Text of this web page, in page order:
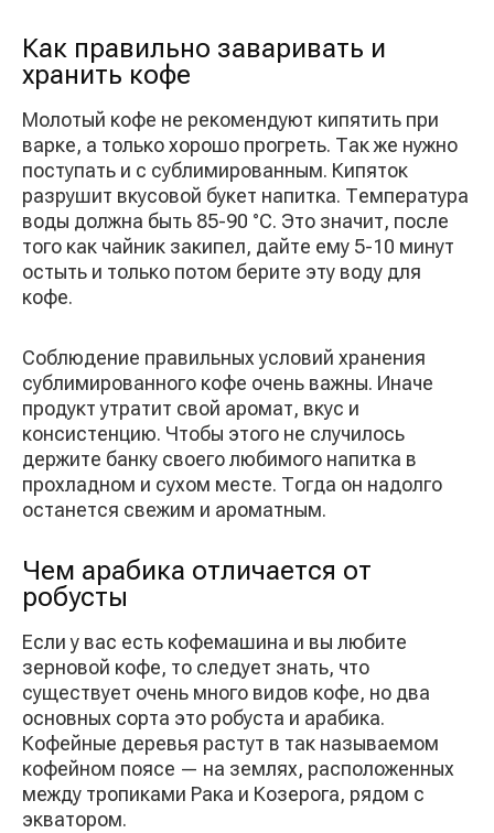
Как правильно заваривать и
хранить кофе
Молотый кофе не рекомендуют кипятить при
варке, а только хорошо прогреть. Так же нужно
поступать и с сублимированным. Кипяток
разрушит вкусовой букет напитка. Температура
воды должна быть 85-90 °С. Это значит, после
того как чайник закипел, дайте ему 5-10 минут
остыть и только потом берите эту воду для
кофе.
Соблюдение правильных условий хранения
сублимированного кофе очень важны. Иначе
продукт утратит свой аромат, вкус и
консистенцию. Чтобы этого не случилось
держите банку своего любимого напитка в
прохладном и сухом месте. Тогда он надолго
останется свежим и ароматным.
Чем арабика отличается от
робусты
Если у вас есть кофемашина и вы любите
зерновой кофе, то следует знать, что
существует очень много видов кофе, но два
основных сорта это робуста и арабика.
Кофейные деревья растут в так называемом
кофейном поясе — на землях, расположенных
между тропиками Рака и Козерога, рядом с
экватором.